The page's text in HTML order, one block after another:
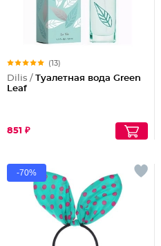
(13)
Dilis / Туалетная вода Green
Leaf
851 ₽
-70%